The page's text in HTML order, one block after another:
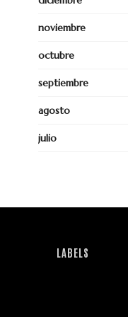
noviembre
octubre
septiembre
agosto
julio
LABELS